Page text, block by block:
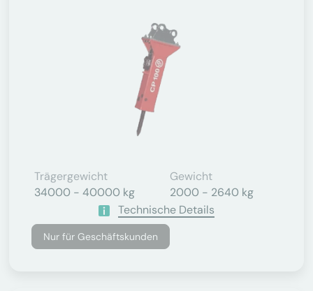
Trägergewicht
34000 - 40000 kg
Gewicht
2000 - 2640 kg
Technische Details
Nur für Geschäftskunden